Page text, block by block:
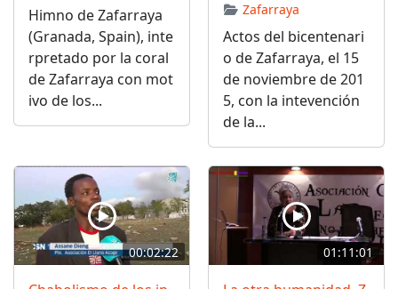
Himno de Zafarraya
(Granada, Spain), inte
rpretado por la coral
de Zafarraya con mot
ivo de los...
Zafarraya
Actos del bicentenari
o de Zafarraya, el 15
de noviembre de 201
5, con la intevención
de la...
00:02:22 01:11:01